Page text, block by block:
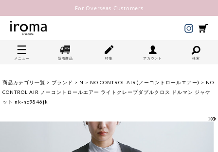
For Overseas Customers
メニュー 新着商品 特集 アカウント 検索
商品カテゴリ一覧 > ブランド > N > NO CONTROL AIR(ノーコントロールエアー) > NO
CONTROL AIR ノーコントロールエアー ライトクレープダブルクロス ドルマン ジャケ
ット nk-nc9846jk